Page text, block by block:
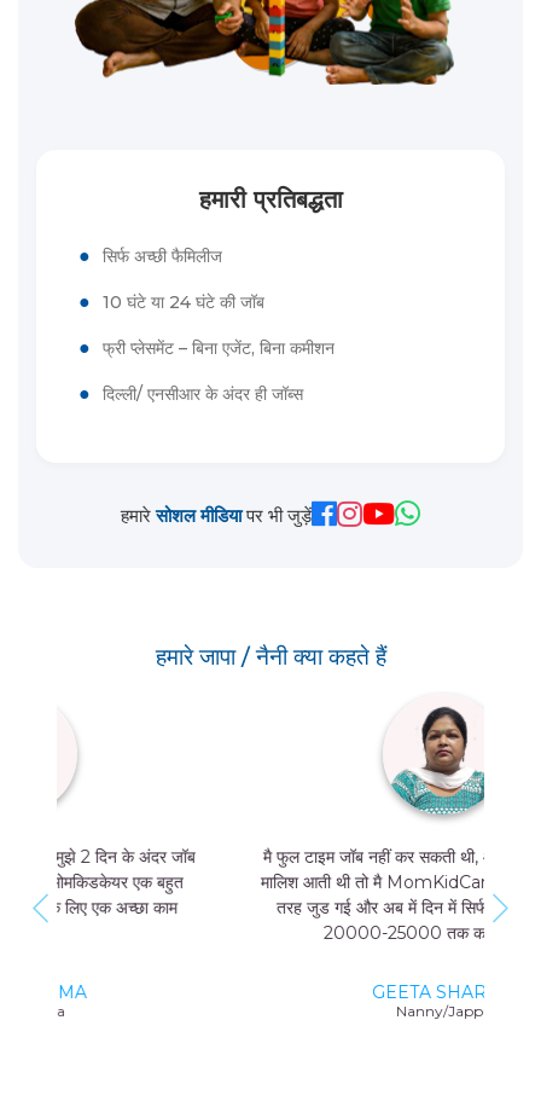
हमारी प्रतिबद्धता
● सिर्फ अच्छी फैमिलीज
● 10 घंटे या 24 घंटे की जॉब
● फ्री प्लेसमेंट – बिना एजेंट, बिना कमीशन
● दिल्ली/ एनसीआर के अंदर ही जॉब्स
हमारेसोशल मीडियापर भी जुड़ें
हमारे जापा / नैनी क्या कहते हैं
मै फुल टाइम जॉब नहीं कर सकती थी, और मुझे मां और बच्चे की
मालिश आती थी तो मै MomKidCare के साथ फ्रीलांसर की
तरह जुड गई और अब में दिन में सिर्फ 4 घंटे काम करके भी
20000-25000 तक कमा सकती हूं।